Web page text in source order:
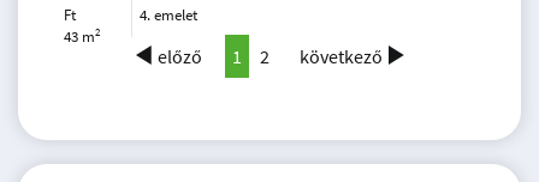
Ft
43 m2
4. emelet
előző 1 2 következő